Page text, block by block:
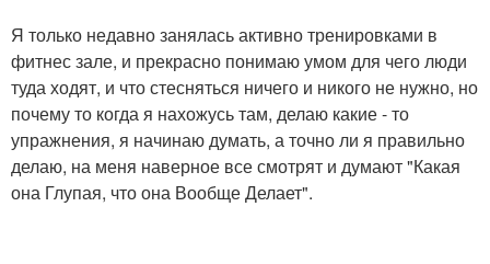
Я только недавно занялась активно тренировками в
фитнес зале, и прекрасно понимаю умом для чего люди
туда ходят, и что стесняться ничего и никого не нужно, но
почему то когда я нахожусь там, делаю какие - то
упражнения, я начинаю думать, а точно ли я правильно
делаю, на меня наверное все смотрят и думают "Какая
она Глупая, что она Вообще Делает".